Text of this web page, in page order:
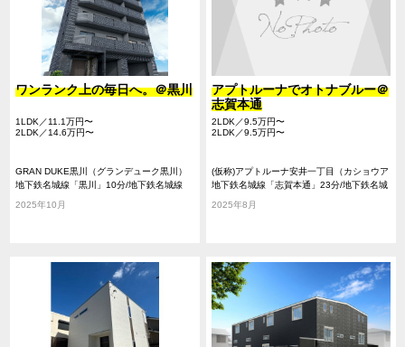
ワンランク上の毎日へ。＠黒川
1LDK／11.1万円〜
2LDK／14.6万円〜
GRAN DUKE黒川（グランデューク黒川）
地下鉄名城線「黒川」10分/地下鉄名城線
園」23分
2025年10月
アプトルーナでオトナブルー＠
志賀本通
2LDK／9.5万円〜
2LDK／9.5万円〜
(仮称)アプトルーナ安井一丁目（カショウア
プトルーナヤスイイッチョウメ）
地下鉄名城線「志賀本通」23分/地下鉄名城
2025年8月